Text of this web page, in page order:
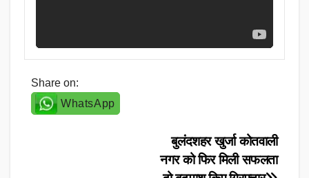
Share on:
WhatsApp
बुलंदशहर खुर्जा कोतवाली
नगर को फिर मिली सफलता